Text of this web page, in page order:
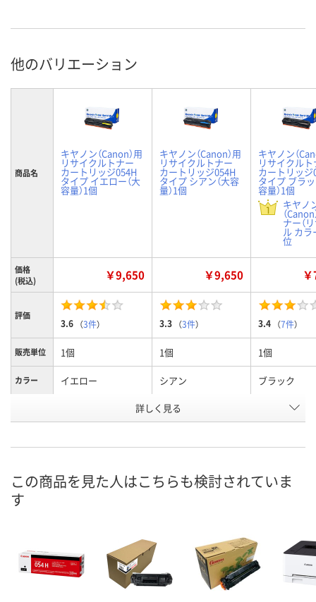
他のバリエーション
商品名
キヤノン（Canon）用
リサイクルトナー
カートリッジ054H
タイプ イエロー（大
容量）1個
キヤノン（Canon）用
リサイクルトナー
カートリッジ054H
タイプ シアン（大容
量）1個
キヤノン（
リサイクル
カートリッジ
タイプ ブラッ
容量）1個
キヤノ
（
ナー（
ル カラ
位
価格
(税込)
￥9,650 ￥9,650
評価
3.6 （3件） 3.3 （3件） 3.4 （7件）
販売単位 1個 1個 1個
カラー イエロー シアン ブラック
E764340 E764338
カゴへ カ
詳しく見る
この商品を見た人はこちらも検討されていま
す